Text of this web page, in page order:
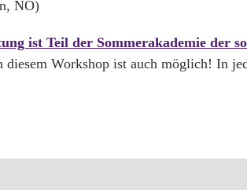
NÖ)
ist Teil der Sommerakademie der
diesem Workshop ist auch möglich! In